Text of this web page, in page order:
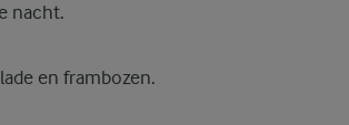
nacht.
en frambozen.